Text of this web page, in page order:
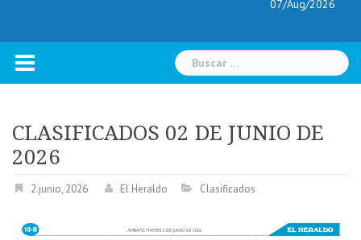
07/Aug/2026
Buscar:
CLASIFICADOS 02 DE JUNIO DE
2026
2 junio, 2026 El Heraldo Clasificados